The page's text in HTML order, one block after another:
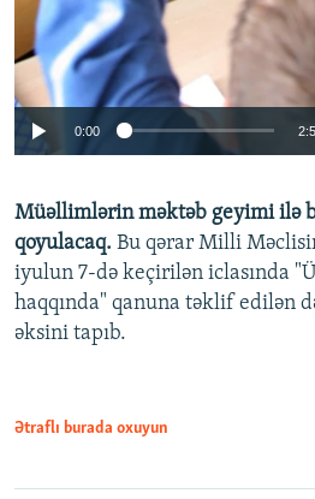
0:00
Müəllimlərin məktəb geyimi ilə
qoyulacaq. Bu qərar Milli
iyulun 7-də keçirilən iclasında
haqqında" qanuna təklif edilən
əksini tapıb.
Ətraflı burada oxuyun